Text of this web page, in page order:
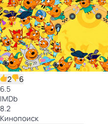
2
6
6.5
IMDb
8.2
Кинопоиск